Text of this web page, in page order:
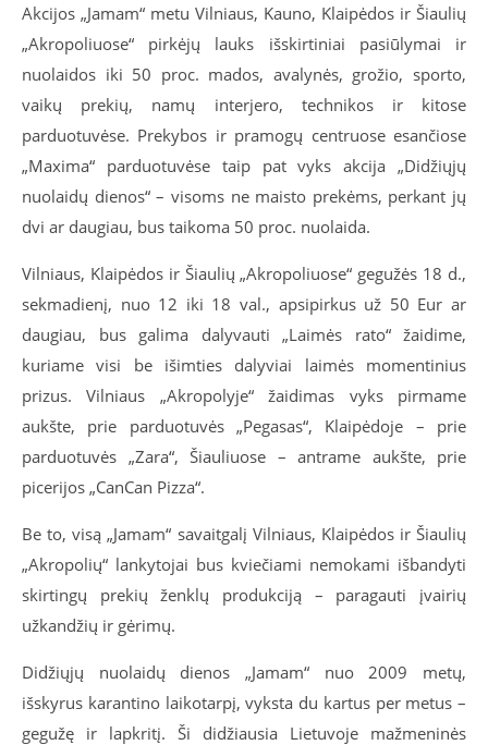
Akcijos „Jamam“ metu Vilniaus, Kauno, Klaipėdos ir Šiaulių
„Akropoliuose“ pirkėjų lauks išskirtiniai pasiūlymai ir
nuolaidos iki 50 proc. mados, avalynės, grožio, sporto,
vaikų prekių, namų interjero, technikos ir kitose
parduotuvėse. Prekybos ir pramogų centruose esančiose
„Maxima“ parduotuvėse taip pat vyks akcija „Didžiųjų
nuolaidų dienos“ – visoms ne maisto prekėms, perkant jų
dvi ar daugiau, bus taikoma 50 proc. nuolaida.
Vilniaus, Klaipėdos ir Šiaulių „Akropoliuose“ gegužės 18 d.,
sekmadienį, nuo 12 iki 18 val., apsipirkus už 50 Eur ar
daugiau, bus galima dalyvauti „Laimės rato“ žaidime,
kuriame visi be išimties dalyviai laimės momentinius
prizus. Vilniaus „Akropolyje“ žaidimas vyks pirmame
aukšte, prie parduotuvės „Pegasas“, Klaipėdoje – prie
parduotuvės „Zara“, Šiauliuose – antrame aukšte, prie
picerijos „CanCan Pizza“.
Be to, visą „Jamam“ savaitgalį Vilniaus, Klaipėdos ir Šiaulių
„Akropolių“ lankytojai bus kviečiami nemokami išbandyti
skirtingų prekių ženklų produkciją – paragauti įvairių
užkandžių ir gėrimų.
Didžiųjų nuolaidų dienos „Jamam“ nuo 2009 metų,
išskyrus karantino laikotarpį, vyksta du kartus per metus –
gegužę ir lapkritį. Ši didžiausia Lietuvoje mažmeninės